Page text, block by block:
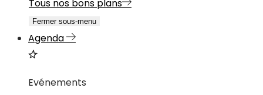
Tous nos bons plans
Fermer sous-menu
Agenda
Evénements